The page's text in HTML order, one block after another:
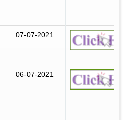
07-07-2021
06-07-2021